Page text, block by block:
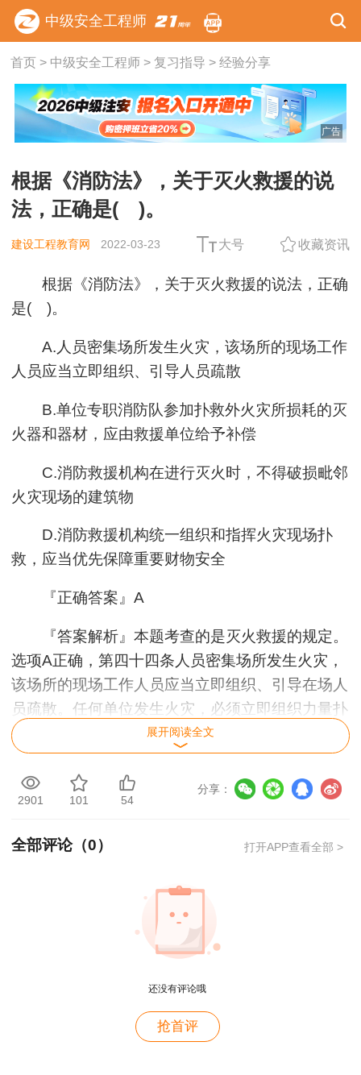
中级安全工程师
首页> 中级安全工程师> 复习指导 > 经验分享
广告
根据《消防法》，关于灭火救援的说
法，正确是( )。
建设工程教育网 2022-03-23 大号 收藏资讯
根据《消防法》，关于灭火救援的说法，正确
是( )。
A.人员密集场所发生火灾，该场所的现场工作
人员应当立即组织、引导人员疏散
B.单位专职消防队参加扑救外火灾所损耗的灭
火器和器材，应由救援单位给予补偿
C.消防救援机构在进行灭火时，不得破损毗邻
火灾现场的建筑物
D.消防救援机构统一组织和指挥火灾现场扑
救，应当优先保障重要财物安全
『正确答案』A
『答案解析』本题考查的是灭火救援的规定。
选项A正确，第四十四条人员密集场所发生火灾，
该场所的现场工作人员应当立即组织、引导在场人
员疏散。任何单位发生火灾，必须立即组织力量扑
救。选项B错误，第四十九条 单位专职消防队、
志愿消防队参加扑救外单位火灾所损耗的燃料、灭
火剂和器材、装备等，由火灾发生地的人民政府给
予补偿。选项C错误，第四十五条规定，消防救援
抢救人员和重要物资，防止火势蔓延，有权拆除或
等。选项D错误，消防救援机构统一组织和指挥火
灾现场扑救，应当优先保障遇险人员的生命安全。
展开阅读全文
2901 101 54
分享：
全部评论（0） 打开APP查看全部 >
还没有评论哦
抢首评